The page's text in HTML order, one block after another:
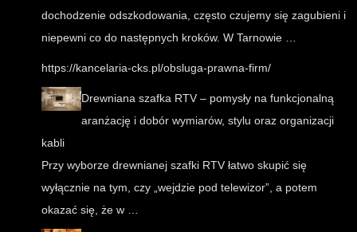
dochodzenie odszkodowania, często czujemy się zagubieni i
niepewni co do następnych kroków. W Tarnowie …
https://kancelaria-cks.pl/obsluga-prawna-firm/
Drewniana szafka RTV – pomysły na funkcjonalną
aranżację i dobór wymiarów, stylu oraz organizacji
kabli
Przy wyborze drewnianej szafki RTV łatwo skupić się
wyłącznie na tym, czy „wejdzie pod telewizor”, a potem
okazać się, że w …